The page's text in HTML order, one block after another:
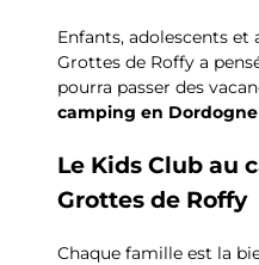
Enfants, adolescents et
Grottes de Roffy a
pourra passer des
camping en
Le Kids Club au
Grottes de Roffy
Chaque famille est la